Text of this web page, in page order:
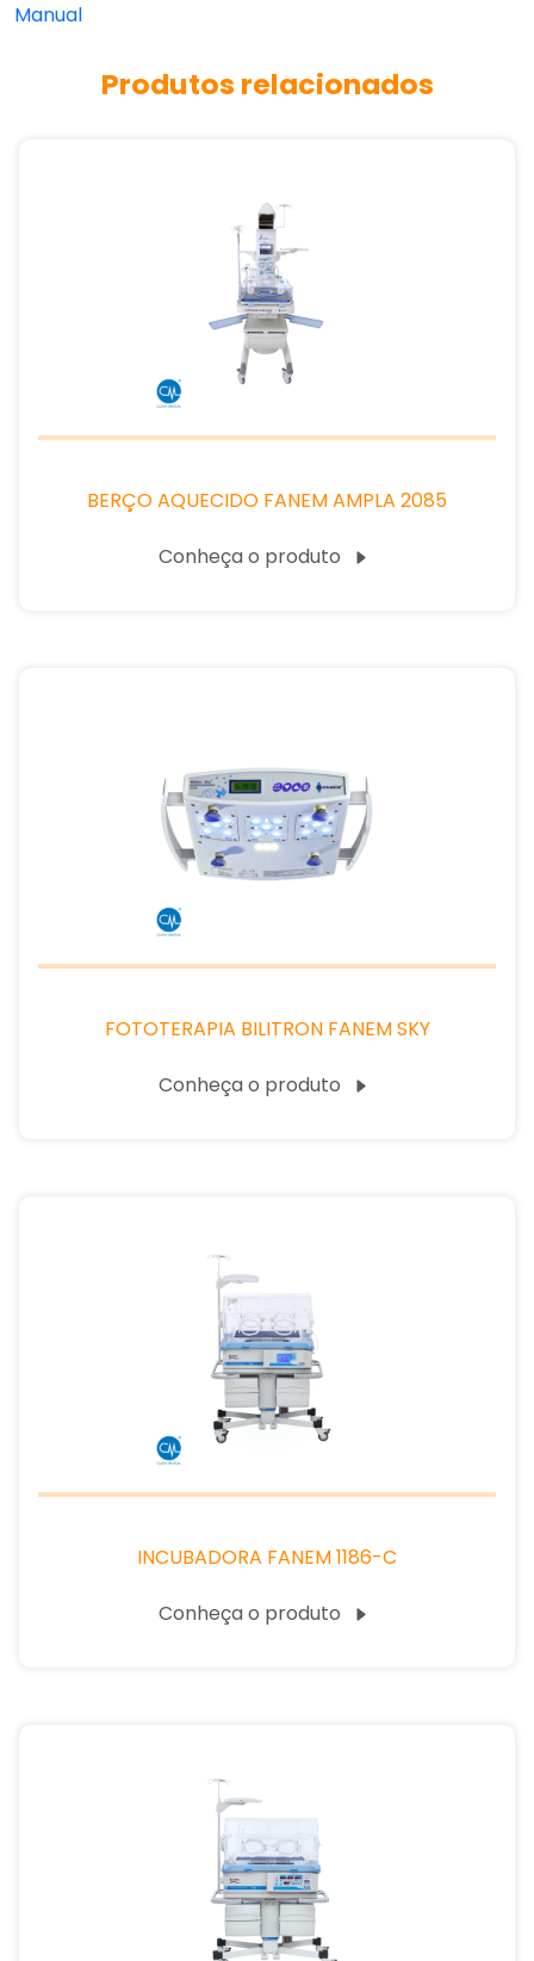
Manual
Produtos relacionados
BERÇO AQUECIDO FANEM AMPLA 2085
Conheça o produto
FOTOTERAPIA BILITRON FANEM SKY
Conheça o produto
INCUBADORA FANEM 1186-C
Conheça o produto